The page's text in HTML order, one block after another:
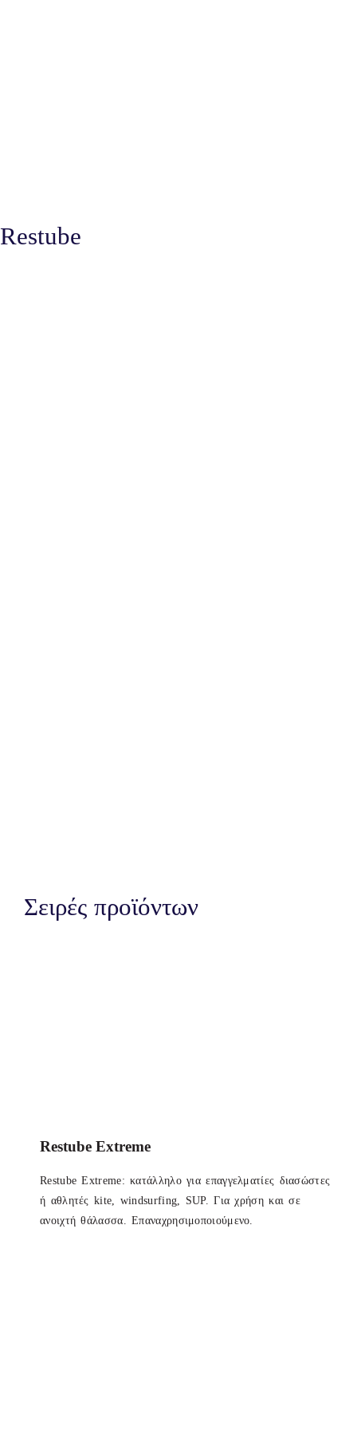
Restube
Σειρές προϊόντων
Restube Extreme
Restube Extreme: κατάλληλο για επαγγελματίες διασώστες
ή αθλητές kite, windsurfing, SUP. Για χρήση και σε
ανοιχτή θάλασσα. Επαναχρησιμοποιούμενο.